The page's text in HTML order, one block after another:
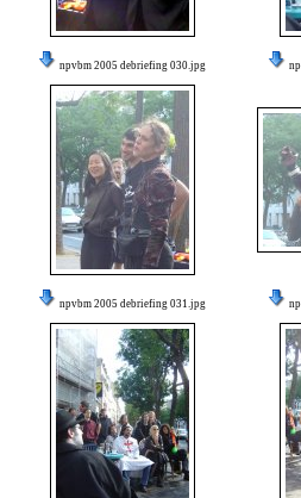
npvbm 2005 debriefing 030.jpg
npvbm 2005 debriefing 031.jpg